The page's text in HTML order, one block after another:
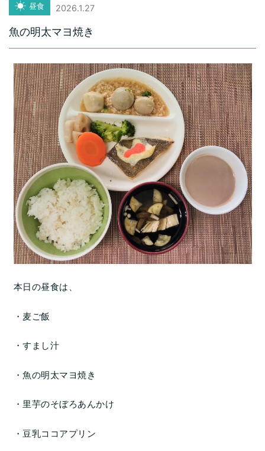
昼食 2026.1.27
魚の明太マヨ焼き
本日の昼食は、
・麦ご飯
・すまし汁
・魚の明太マヨ焼き
・里芋のそぼろあんかけ
・豆乳ココアプリン